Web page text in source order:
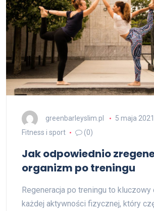
greenbarleyslim.pl
5 maja 2021
Fitness i sport
(0)
Jak odpowiednio
organizm po treningu
Regeneracja po treningu to kluczowy
każdej aktywności fizycznej, który